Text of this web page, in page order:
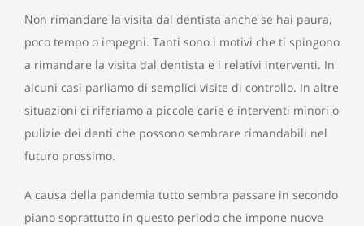
Non rimandare la visita dal dentista anche se hai paura,
poco tempo o impegni. Tanti sono i motivi che ti spingono
a rimandare la visita dal dentista e i relativi interventi. In
alcuni casi parliamo di semplici visite di controllo. In altre
situazioni ci riferiamo a piccole carie e interventi minori o
pulizie dei denti che possono sembrare rimandabili nel
futuro prossimo.
A causa della pandemia tutto sembra passare in secondo
piano soprattutto in questo periodo che impone nuove